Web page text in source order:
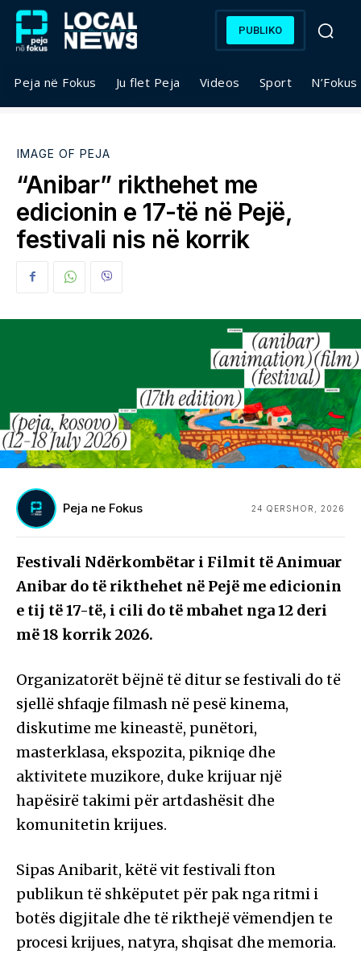
PUBLIKO
Peja në Fokus Ju flet Peja Videos Sport
IMAGE OF PEJA
“Anibar” rikthehet me
edicionin e 17-të në Pejë,
festivali nis në korrik
Peja ne Fokus 24 QERSHOR, 2026
Festivali Ndërkombëtar i Filmit të Animuar
Anibar do të rikthehet në Pejë me edicionin
e tij të 17-të, i cili do të mbahet nga 12 deri
më 18 korrik 2026.
Organizatorët bëjnë të ditur se festivali do të
sjellë shfaqje filmash në pesë kinema,
diskutime me kineastë, punëtori,
masterklasa, ekspozita, pikniqe dhe
aktivitete muzikore, duke krijuar një
hapësirë takimi për artdashësit dhe
komunitetin krijues.
Sipas Anibarit, këtë vit festivali fton
publikun të shkëputet për pak nga ritmi i
botës digjitale dhe të rikthejë vëmendjen te
procesi krijues, natyra, shqisat dhe memoria.